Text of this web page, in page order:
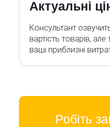
Актуальні
Консультант
вартість товарів,
ваші приблизні
Робіть